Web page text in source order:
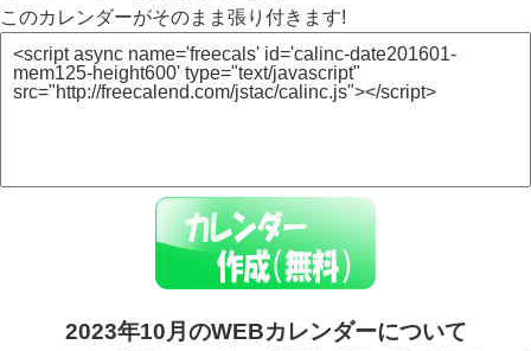
このカレンダーがそのまま張り付きます!
2023年10月のWEBカレンダーについて